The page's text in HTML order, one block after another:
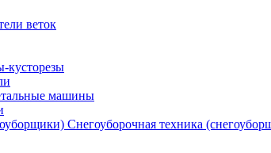
веток
машины
Снегоуборочная техника